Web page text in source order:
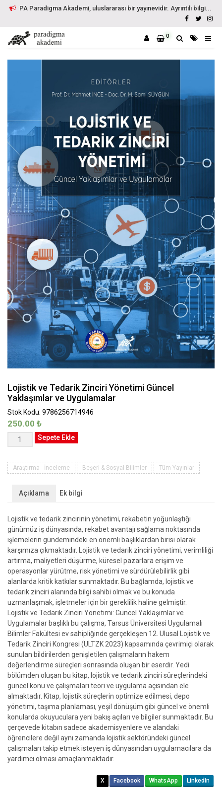
PA Paradigma Akademi, uluslararası bir yayınevidir. Ayrıntılı bilgi...
0
Lojistik ve Tedarik Zinciri Yönetimi Güncel
Yaklaşımlar ve Uygulamalar
Stok Kodu: 9786256714946
250.00 ₺
Lojistik
ve
Zinciri
Güncel
Yaklaşımlar
Uygulamalar
adet
Sepete Ekle
Araştırma - İnceleme Beşeri & Sosyal Bilimler Tüm Yayınlar
Açıklama Ek bilgi
Lojistik ve tedarik zincirinin yönetimi, rekabetin yoğunlaştığı
günümüz iş dünyasında, rekabet avantajı sağlama noktasında
işlemelerin gündemindeki en önemli başlıklardan birisi olarak
karşımıza çıkmaktadır. Lojistik ve tedarik zinciri yönetimi, verimliliği
artırma, maliyetleri düşürme, küresel pazarlara erişim ve
operasyonlar yürütme, risk yönetimi ve sürdürülebilirlik gibi
alanlarda kritik katkılar sunmaktadır. Bu bağlamda, lojistik ve
tedarik zinciri alanında bilgi sahibi olmak ve bu konuda
uzmanlaşmak, işletmeler için bir gereklilik haline gelmiştir.
Lojistik ve Tedarik Zinciri Yönetimi: Güncel Yaklaşımlar ve
Uygulamalar başlıklı bu çalışma, Tarsus Üniversitesi Uygulamalı
Bilimler Fakültesi ev sahipliğinde gerçekleşen 12. Ulusal Lojistik ve
Tedarik Zinciri Kongresi (ULTZK 2023) kapsamında çevrimiçi olarak
sunulan bildirilerden genişletilen çalışmaların hakem
değerlendirme süreçleri sonrasında oluşan bir eserdir. Yedi
bölümden oluşan bu kitap, lojistik ve tedarik zinciri süreçlerindeki
güncel konu ve çalışmaları teori ve uygulama açısından ele
almaktadır. Kitap, lojistik süreçlerin optimize edilmesi, depo
yönetimi, taşıma planlaması, yeşil dönüşüm gibi güncel ve önemli
konularda okuyuculara yeni bakış açıları ve bilgiler sunmaktadır. Bu
çerçevede kitabın sadece akademisyenlere ve alandaki
öğrencilere değil aynı zamanda lojistik sektöründeki güncel
çalışmaları takip etmek isteyen iş dünyasından uygulamacılara da
yardımcı olması amaçlanmaktadır.
X Facebook WhatsApp LinkedIn